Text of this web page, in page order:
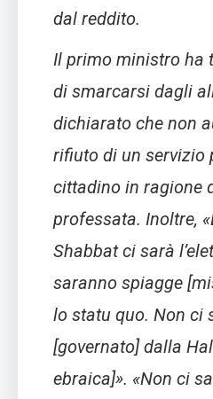
dal reddito.
Il primo ministro ha
di smarcarsi dagli
dichiarato che non
rifiuto di un servizio
cittadino in ragione
professata. Inoltre,
Shabbat ci sarà
saranno spiagge
lo statu quo. Non ci
[governato] dalla
ebraica]». «Non ci